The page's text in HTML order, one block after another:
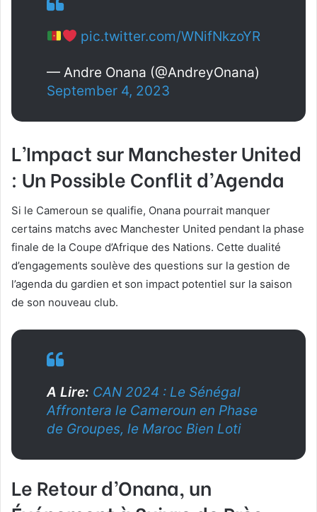
pic.twitter.com/WNifNkzoYR
— Andre Onana (@AndreyOnana)
September 4, 2023
L’Impact sur Manchester United
: Un Possible Conflit d’Agenda
Si le Cameroun se qualifie, Onana pourrait manquer
certains matchs avec Manchester United pendant la phase
finale de la Coupe d’Afrique des Nations. Cette dualité
d’engagements soulève des questions sur la gestion de
l’agenda du gardien et son impact potentiel sur la saison
de son nouveau club.
A Lire: CAN 2024 : Le Sénégal
Affrontera le Cameroun en Phase
de Groupes, le Maroc Bien Loti
Le Retour d’Onana, un